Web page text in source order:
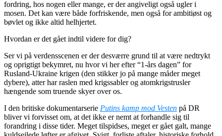
fordring, hos nogen eller mange, er der angiveligt også ugler i
mosen. Det kan være både forfriskende, men også for ambitiøst og
bøvlet og ikke altid helhjertet.
Hvordan er det gået indtil videre for dig?
Ser vi på verdensscenen er der desværre grund til at være nedtrykt
og oprigtigt bekymret, nu hvor vi her efter “1-års dagen” for
Rusland-Ukraine krigen (den stikker jo på mange måder meget
dybere), atter har raslen med krigssabler og atomkrigstrusler
hængende som truende skyer over os.
I den britiske dokumentarserie Putins kamp mod Vesten på DR
bliver vi forvisset om, at det ikke er nemt at forhandle sig til
forandring i disse tider. Meget tilspidses, meget er gået galt, mange